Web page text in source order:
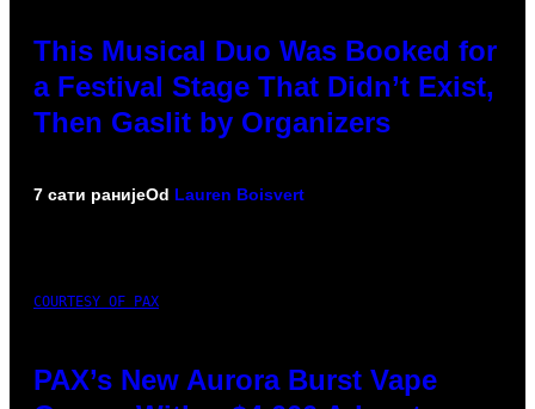
This Musical Duo Was Booked for
a Festival Stage That Didn’t Exist,
Then Gaslit by Organizers
7 сати ранијеOd Lauren Boisvert
COURTESY OF PAX
PAX’s New Aurora Burst Vape